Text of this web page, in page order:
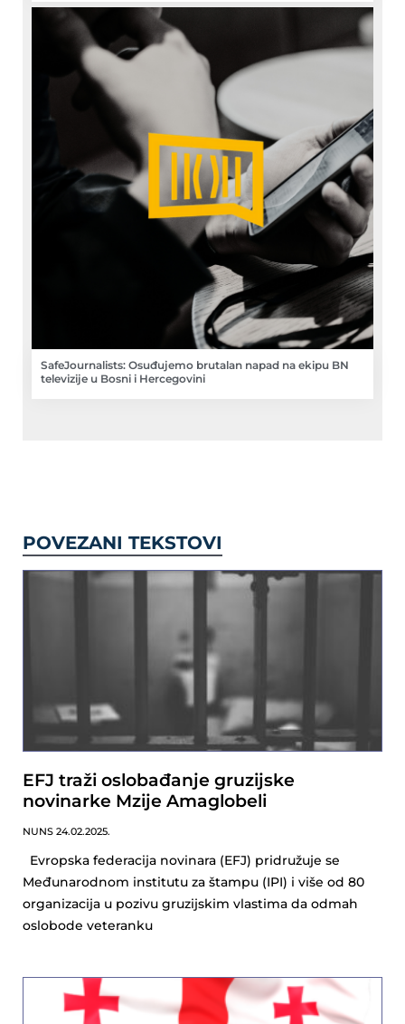
SafeJournalists: Osuđujemo brutalan napad na ekipu BN
televizije u Bosni i Hercegovini
POVEZANI TEKSTOVI
EFJ traži oslobađanje gruzijske
novinarke Mzije Amaglobeli
NUNS 24.02.2025.
Evropska federacija novinara (EFJ) pridružuje se
Međunarodnom institutu za štampu (IPI) i više od 80
organizacija u pozivu gruzijskim vlastima da odmah
oslobode veteranku